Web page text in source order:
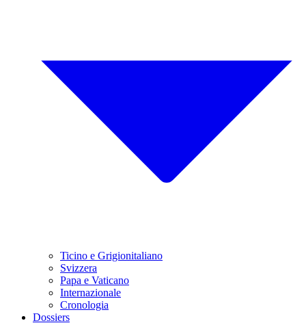
Ticino e Grigionitaliano
Svizzera
Papa e Vaticano
Internazionale
Cronologia
Dossiers